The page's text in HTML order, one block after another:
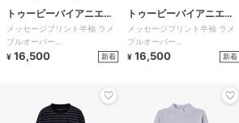
トゥービーバイアニエス
ベー
メッセージプリント半袖 ラメ
プルオーバー
”MERVEILLEUX!”
¥ 16,500 新着
トゥービーバイアニエス
ベー
メッセージプリント半袖 ラメ
プルオーバー
”MERVEILLEUX!”
¥ 16,500 新着